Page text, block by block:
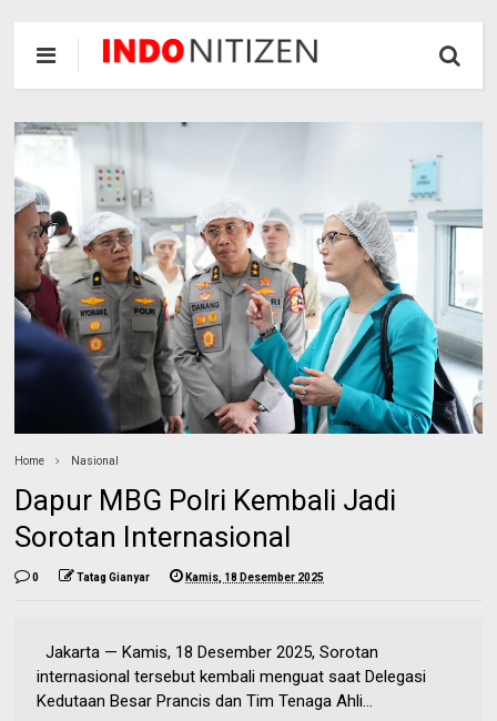
Home Nasional
Dapur MBG Polri Kembali Jadi
Sorotan Internasional
0 Tatag Gianyar Kamis, 18 Desember 2025
Jakarta — Kamis, 18 Desember 2025, Sorotan
internasional tersebut kembali menguat saat Delegasi
Kedutaan Besar Prancis dan Tim Tenaga Ahli...